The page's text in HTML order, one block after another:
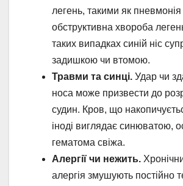
легень, такими як пневмонія
обструктивна хвороба
таких випадках синій ніс
задишкою чи втомою.
Травми та синці. Удар чи
носа може призвести до
судин. Кров, що
іноді виглядає синюватою,
гематома свіжа.
Алергії чи нежить.
алергія змушують постійно